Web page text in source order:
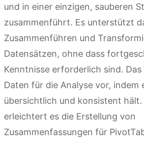
und in einer einzigen, sauberen
zusammenführt. Es unterstützt
Zusammenführen und
Datensätzen, ohne dass
Kenntnisse erforderlich sind.
Daten für die Analyse vor, indem
übersichtlich und konsistent hält.
erleichtert es die Erstellung von
Zusammenfassungen für